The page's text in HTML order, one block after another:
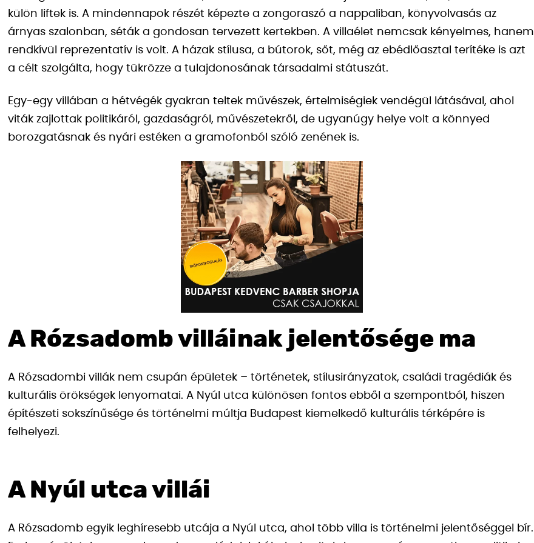
külön liftek is. A mindennapok részét képezte a zongoraszó a nappaliban, könyvolvasás az
árnyas szalonban, séták a gondosan tervezett kertekben. A villaélet nemcsak kényelmes, hanem
rendkívül reprezentatív is volt. A házak stílusa, a bútorok, sőt, még az ebédlőasztal terítéke is azt
a célt szolgálta, hogy tükrözze a tulajdonosának társadalmi státuszát.
Egy-egy villában a hétvégék gyakran teltek művészek, értelmiségiek vendégül látásával, ahol
viták zajlottak politikáról, gazdaságról, művészetekről, de ugyanúgy helye volt a könnyed
borozgatásnak és nyári estéken a gramofonból szóló zenének is.
A Rózsadomb villáinak jelentősége ma
A Rózsadombi villák nem csupán épületek – történetek, stílusirányzatok, családi tragédiák és
kulturális örökségek lenyomatai. A Nyúl utca különösen fontos ebből a szempontból, hiszen
építészeti sokszínűsége és történelmi múltja Budapest kiemelkedő kulturális térképére is
felhelyezi.
A Nyúl utca villái
A Rózsadomb egyik leghíresebb utcája a Nyúl utca, ahol több villa is történelmi jelentőséggel bír.